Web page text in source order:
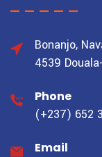
Bonanjo,
4539
Phone
(+237) 652
Email